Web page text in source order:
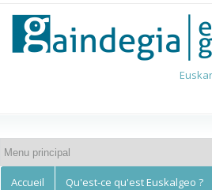
contenu
principal
Euskalgeo
Accueil Qu'est-ce qu'est Euskalgeo ?